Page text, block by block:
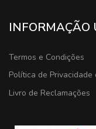
INFORMAÇÃO
Termos e Condições
Política de Privacidade
Livro de Reclamações